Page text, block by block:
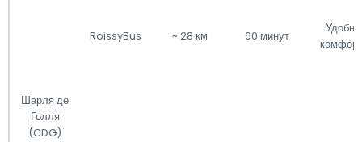
Шарля де
Голля
(CDG)
RoissyBus ~ 28 км 60 минут